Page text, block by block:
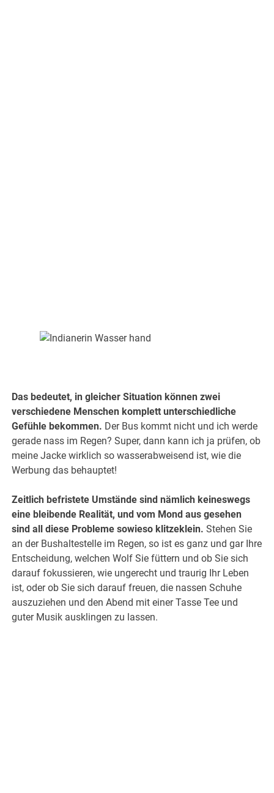
Das bedeutet, in gleicher Situation können zwei
verschiedene Menschen komplett unterschiedliche
Gefühle bekommen. Der Bus kommt nicht und ich werde
gerade nass im Regen? Super, dann kann ich ja prüfen, ob
meine Jacke wirklich so wasserabweisend ist, wie die
Werbung das behauptet!
Zeitlich befristete Umstände sind nämlich keineswegs
eine bleibende Realität, und vom Mond aus gesehen
sind all diese Probleme sowieso klitzeklein. Stehen Sie
an der Bushaltestelle im Regen, so ist es ganz und gar Ihre
Entscheidung, welchen Wolf Sie füttern und ob Sie sich
darauf fokussieren, wie ungerecht und traurig Ihr Leben
ist, oder ob Sie sich darauf freuen, die nassen Schuhe
auszuziehen und den Abend mit einer Tasse Tee und
guter Musik ausklingen zu lassen.